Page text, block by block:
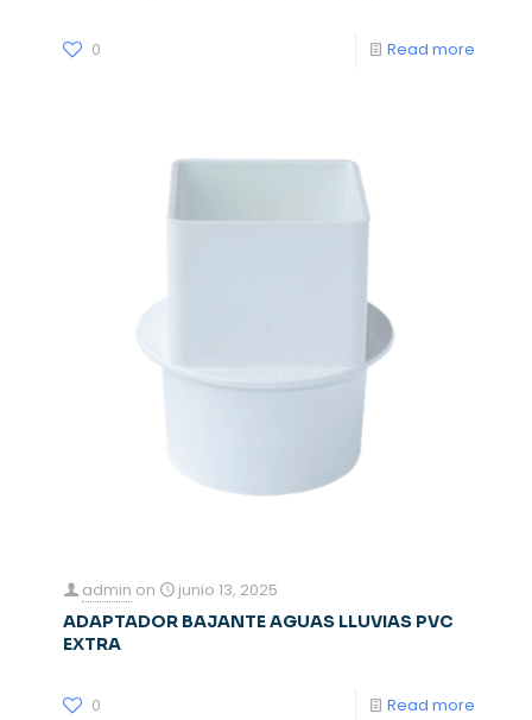
0 Read more
admin on junio 13, 2025
ADAPTADOR BAJANTE AGUAS LLUVIAS PVC
EXTRA
0 Read more